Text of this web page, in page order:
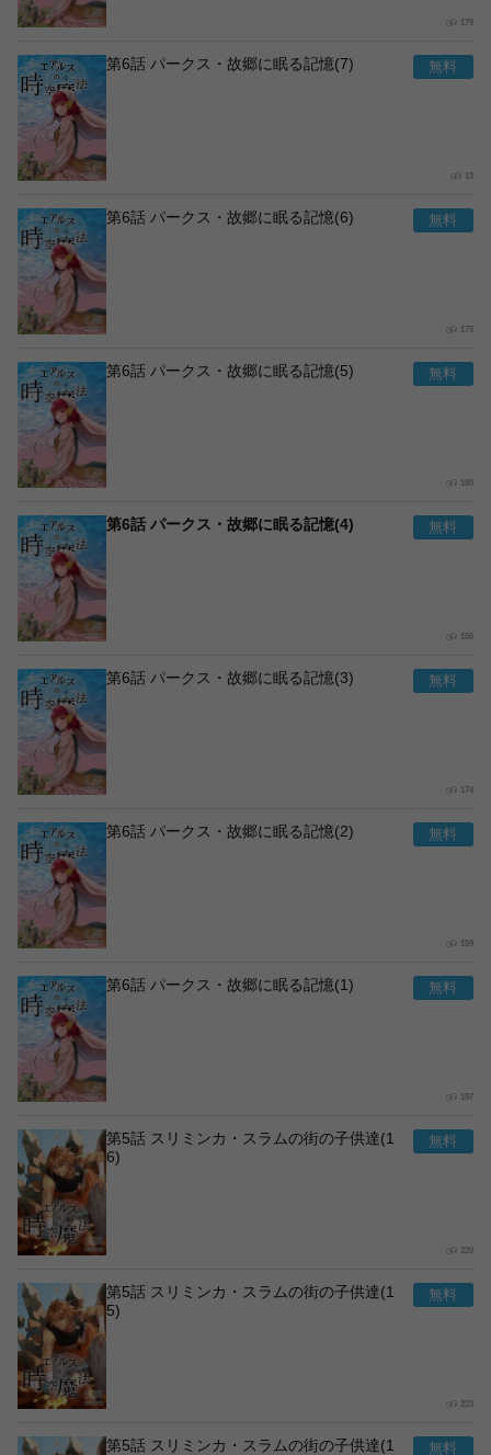
179
第6話 パークス・故郷に眠る記憶(7)
13
第6話 パークス・故郷に眠る記憶(6)
175
第6話 パークス・故郷に眠る記憶(5)
180
第6話 パークス・故郷に眠る記憶(4)
165
第6話 パークス・故郷に眠る記憶(3)
174
第6話 パークス・故郷に眠る記憶(2)
159
第6話 パークス・故郷に眠る記憶(1)
197
第5話 スリミンカ・スラムの街の子供達(1
6)
220
第5話 スリミンカ・スラムの街の子供達(1
5)
223
第5話 スリミンカ・スラムの街の子供達(1